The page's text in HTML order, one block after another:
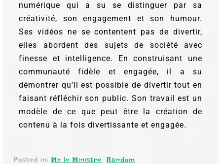
numérique qui a su se distinguer par sa
créativité, son engagement et son humour.
Ses vidéos ne se contentent pas de divertir,
elles abordent des sujets de société avec
finesse et intelligence. En construisant une
communauté fidèle et engagée, il a su
démontrer qu’il est possible de divertir tout en
faisant réfléchir son public. Son travail est un
modèle de ce que peut être la création de
contenu à la fois divertissante et engagée.
Posted in: Mr le Ministre,Random